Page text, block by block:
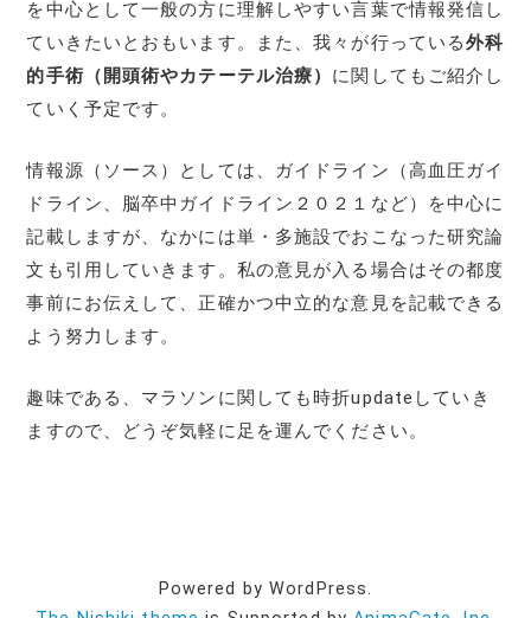
を中心として一般の方に理解しやすい言葉で情報発信し
ていきたいとおもいます。また、我々が行っている外科
的手術（開頭術やカテーテル治療） に関してもご紹介し
ていく予定です。
情報源（ソース）としては、ガイドライン（高血圧ガイ
ドライン、脳卒中ガイドライン２０２１など）を中心に
記載しますが、なかには単・多施設でおこなった研究論
文も引用していきます。私の意見が入る場合はその都度
事前にお伝えして、正確かつ中立的な意見を記載できる
よう努力します。
趣味である、マラソンに関しても時折updateしていき
ますので、どうぞ気軽に足を運んでください。
Powered by WordPress.